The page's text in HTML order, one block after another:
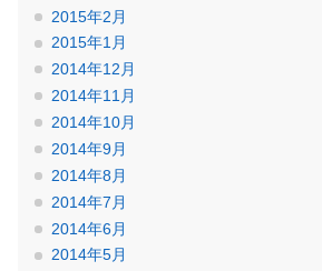
2015年2月
2015年1月
2014年12月
2014年11月
2014年10月
2014年9月
2014年8月
2014年7月
2014年6月
2014年5月